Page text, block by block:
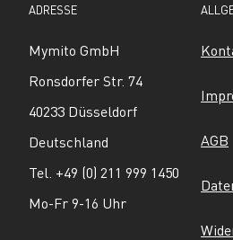
ADRESSE
Mymito GmbH
Ronsdorfer Str. 74
40233 Düsseldorf
Deutschland
Tel. +49 (0) 211 999 1450
Mo-Fr 9-16 Uhr
AGB